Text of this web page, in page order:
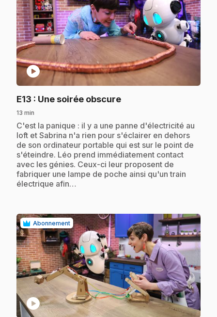
play_circle
E13 : Une soirée obscure.
13 min
.C'est la panique : il y a une panne d'électricité au
loft et Sabrina n'a rien pour s'éclairer en dehors
de son ordinateur portable qui est sur le point de
s'éteindre. Léo prend immédiatement contact
avec les génies. Ceux-ci leur proposent de
fabriquer une lampe de poche ainsi qu'un train
électrique afin…
Abonnement
play_circle